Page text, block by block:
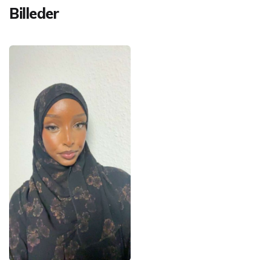
Billeder